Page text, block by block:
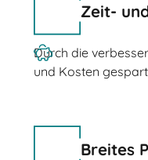
Zeit-
Durch die
und Kosten
Breites